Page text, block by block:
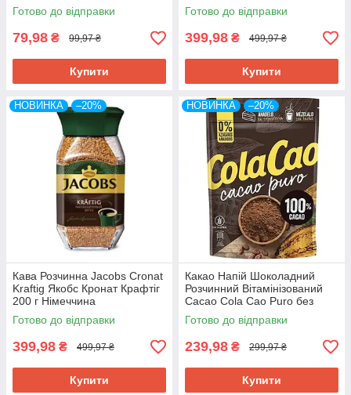
Готово до відправки
79,98 ₴ 99,97 ₴
Купити
Готово до відправки
399,98 ₴ 499,97 ₴
Купити
НОВИНКА –20%
Кава Розчинна Jacobs Cronat
Kraftig Якобс Кронат Крафтіг
200 г Німеччина
Готово до відправки
399,98 ₴ 499,97 ₴
Купити
НОВИНКА –20%
Какао Напій Шоколадний
Розчинний Вітамінізований
Cacao Cola Cao Puro без
Сахара без Глютена 250 г
Іспанія
Готово до відправки
239,98 ₴ 299,97 ₴
Купити